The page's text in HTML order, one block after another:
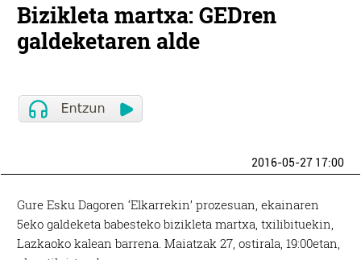
Bizikleta martxa: GEDren
galdeketaren alde
2016-05-27 17:00
Gure Esku Dagoren ‘Elkarrekin’ prozesuan, ekainaren
5eko galdeketa babesteko bizikleta martxa, txilibituekin,
Lazkaoko kalean barrena. Maiatzak 27, ostirala, 19:00etan,